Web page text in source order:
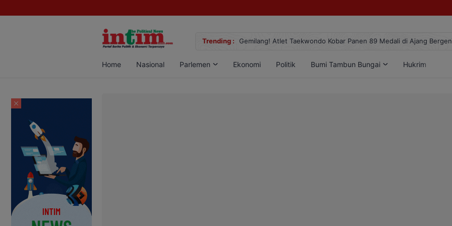
Trending :
Sabu di Pangkalan Bun, Dua Pelaku Diamankan Gemilang! Atlet Taekwondo Kobar Panen 89 Medali di Ajang
Home Nasional Parlemen Ekonomi Politik Bumi Tambun Bungai Hukrim